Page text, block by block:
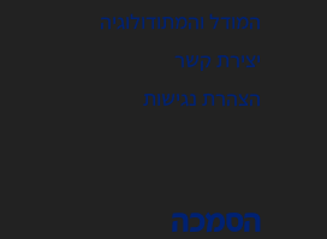
המודל והמתודולוגיה
יצירת קשר
הצהרת נגישות
הסמכה